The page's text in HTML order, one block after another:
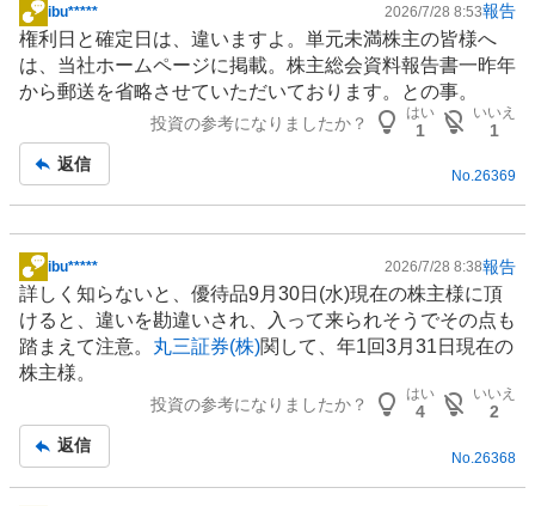
掲
示
板
記
ibu***** 2026/7/28 8:53報告
権利日と確定日は、違いますよ。単元未満株主の皆様へ
は、当社ホームページに掲載。株主総会資料報告書一昨年
から郵送を省略させていただいております。との事。
投資の参考になりましたか？
はい
1
いいえ
1
返信
No.26369
掲
示
板
記
事
ibu***** 2026/7/28 8:38報告
詳しく知らないと、優待品9月30日(水)現在の株主様に頂
けると、違いを勘違いされ、入って来られそうでその点も
踏まえて注意。 丸三証券(株)関して、年1回3月31日現在の
株主様。
投資の参考になりましたか？
はい
4
いいえ
2
返信
No. 26368